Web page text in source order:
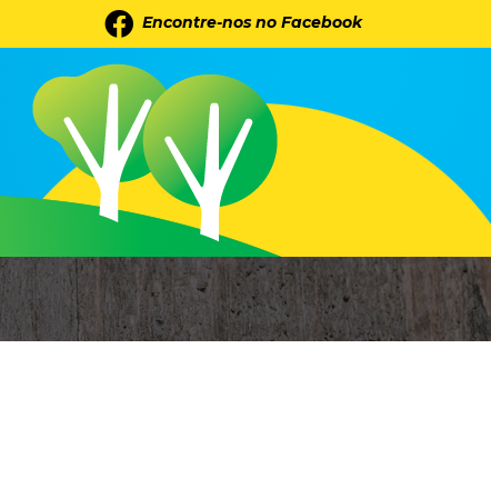
Encontre-nos no Facebook